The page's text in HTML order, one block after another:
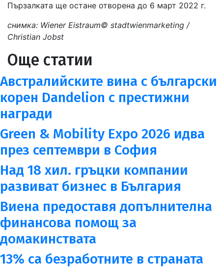
Пързалката ще остане отворена до 6 март 2022 г.
снимка: Wiener Eistraum© stadtwienmarketing /
Christian Jobst
Още статии
Австралийските вина с български
корен Dandelion с престижни
награди
Green & Mobility Expo 2026 идва
през септември в София
Над 18 хил. гръцки компании
развиват бизнес в България
Виена предоставя допълнителна
финансова помощ за
домакинствата
13% са безработните в страната